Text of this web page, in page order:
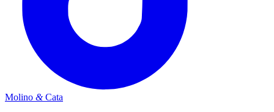
Molino &Cata